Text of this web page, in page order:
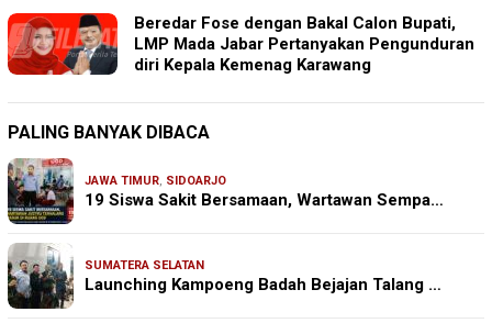
Beredar Fose dengan Bakal Calon Bupati,
LMP Mada Jabar Pertanyakan Pengunduran
diri Kepala Kemenag Karawang
PALING BANYAK DIBACA
JAWA TIMUR, SIDOARJO
19 Siswa Sakit Bersamaan, Wartawan Sempa…
SUMATERA SELATAN
Launching Kampoeng Badah Bejajan Talang …